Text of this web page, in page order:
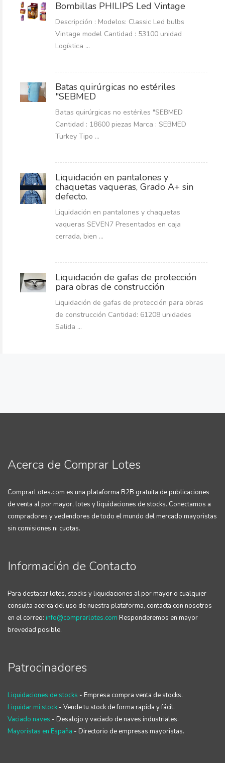
Bombillas PHILIPS Led Vintage
Descripción : Modelos: Classic Led bulbs
Vintage model Cantidad : 53100 unidad
Logística ...
Batas quirúrgicas no estériles
"SEBMED
Batas quirúrgicas no estériles "SEBMED
Cantidad : 18600 piezas Marca : SEBMED
Turkey Tipo ...
Liquidación en pantalones y
chaquetas vaqueras, Grado A+ sin
defecto.
Liquidación en pantalones y chaquetas
vaqueras SEVEN7 Presentados en caja
cerrada, bien ...
Liquidación de gafas de protección
para obras de construcción
Liquidación de gafas de protección para obras
de construcción Cantidad: 61208 unidades
Salida ...
Acerca de Comprar Lotes
ComprarLotes.com es una plataforma B2B gratuita de publicaciones
de venta al por mayor, lotes y liquidaciones de stocks. Conectamos a
compradores y vedendores de todo el mundo del mercado mayoristas
sin comisiones ni cuotas.
Información de Contacto
Para destacar lotes, stocks y liquidaciones al por mayor o cualquier
consulta acerca del uso de nuestra plataforma, contacta con nosotros
en el correo: info@comprarlotes.com Responderemos en mayor
brevedad posible.
Patrocinadores
Liquidaciones de stocks - Empresa compra venta de stocks.
Liquidar mi stock - Vende tu stock de forma rapida y fácil.
Vaciado naves - Desalojo y vaciado de naves industriales.
Mayoristas en España - Directorio de empresas mayoristas.